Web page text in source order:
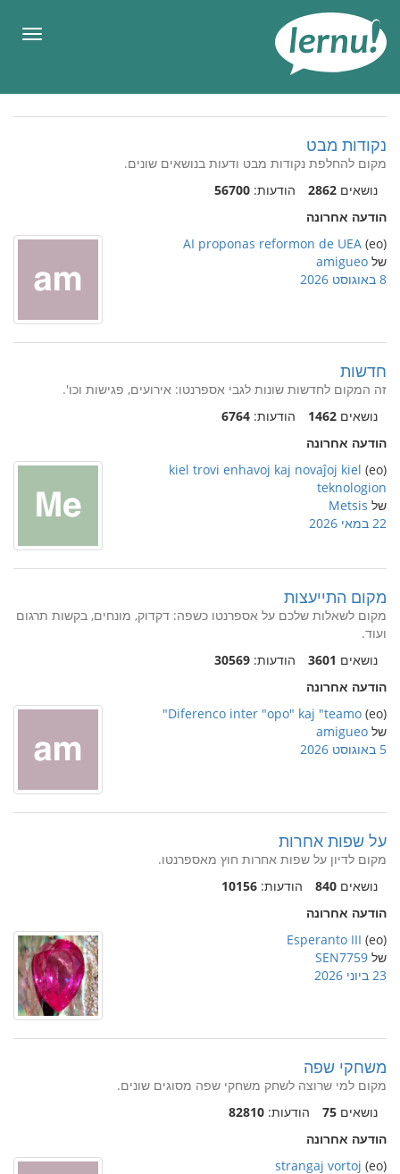
העניינים
נקודות מבט
מקום להחלפת נקודות מבט ודעות בנושאים שונים.
נושאים 2862 הודעות: 56700
הודעה אחרונה
(eo)
AI proponas reformon de UEA
של amigueo
8 באוגוסט 2026
חדשות
זה המקום לחדשות שונות לגבי אספרנטו: אירועים, פגישות וכו'.
נושאים 1462 הודעות: 6764
הודעה אחרונה
(eo)
kiel trovi enhavoj kaj novaĵoj kiel
teknologion
של Metsis
22 במאי 2026
מקום התייעצות
מקום לשאלות שלכם על אספרנטו כשפה: דקדוק, מונחים, בקשות תרגום
ועוד.
נושאים 3601 הודעות: 30569
הודעה אחרונה
(eo)
Diferenco inter "opo" kaj "teamo"
של amigueo
5 באוגוסט 2026
על שפות אחרות
מקום לדיון על שפות אחרות חוץ מאספרנטו.
נושאים 840 הודעות: 10156
הודעה אחרונה
(eo)
Esperanto III
של SEN7759
23 ביוני 2026
משחקי שפה
מקום למי שרוצה לשחק משחקי שפה מסוגים שונים.
נושאים 75 הודעות: 82810
הודעה אחרונה
(eo)
strangaj vortoj